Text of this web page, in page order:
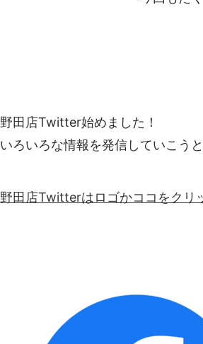
野田店Twitter始めました！
いろいろな情報を発信していこう
野田店Twitterはロゴかココをクリ